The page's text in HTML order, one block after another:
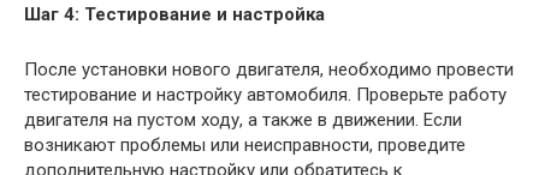
Шаг 4: Тестирование и настройка
После установки нового двигателя, необходимо провести
тестирование и настройку автомобиля. Проверьте работу
двигателя на пустом ходу, а также в движении. Если
возникают проблемы или неисправности, проведите
дополнительную настройку или обратитесь к